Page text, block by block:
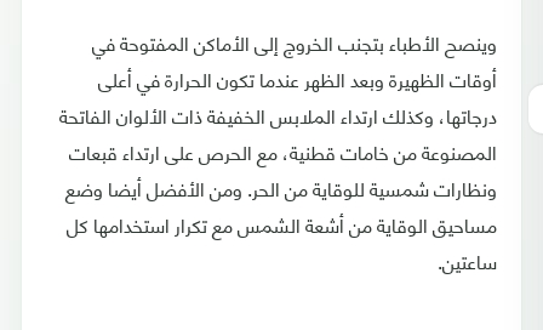
وينصح الأطباء بتجنب الخروج إلى الأماكن المفتوحة في
أوقات الظهيرة وبعد الظهر عندما تكون الحرارة في أعلى
درجاتها، وكذلك ارتداء الملابس الخفيفة ذات الألوان الفاتحة
المصنوعة من خامات قطنية، مع الحرص على ارتداء قبعات
ونظارات شمسية للوقاية من الحر. ومن الأفضل أيضا وضع
مساحيق الوقاية من أشعة الشمس مع تكرار استخدامها كل
ساعتين.